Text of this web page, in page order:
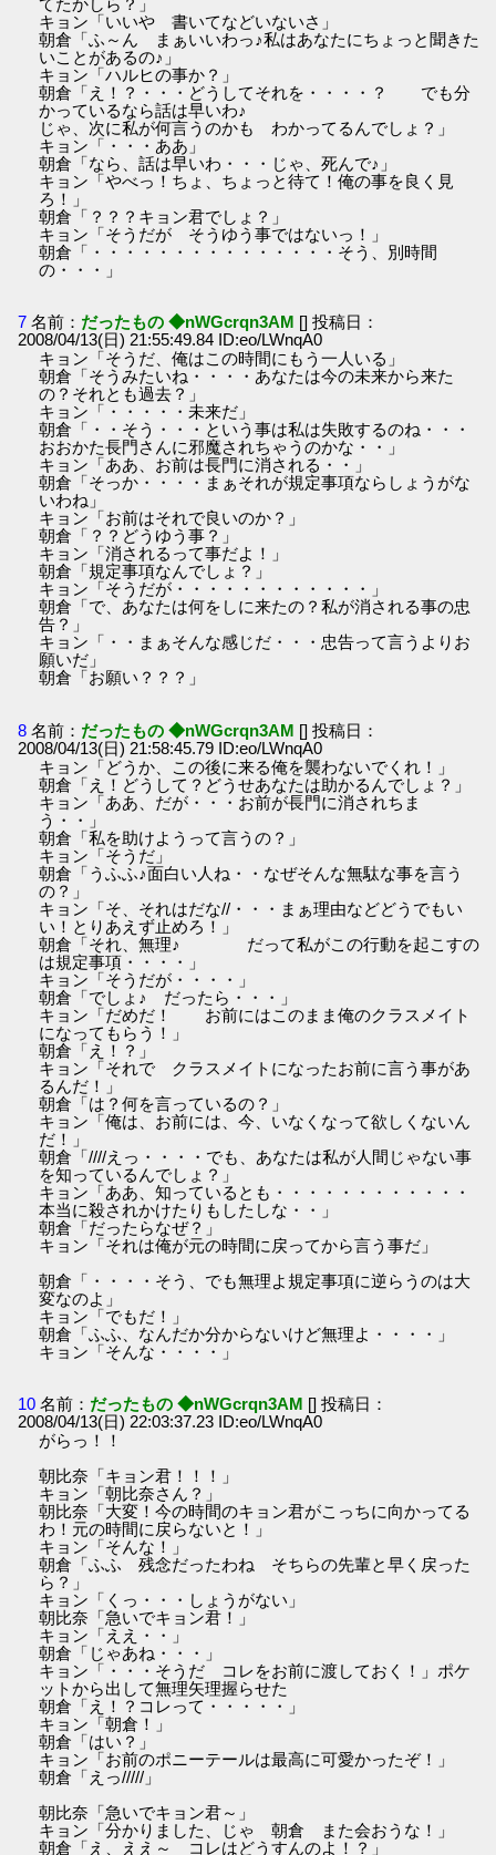
てたかしら？」
キョン「いいや 書いてなどいないさ」
朝倉「ふ～ん まぁいいわっ♪私はあなたにちょっと聞きた
いことがあるの♪」
キョン「ハルヒの事か？」
朝倉「え！？・・・どうしてそれを・・・・？ でも分
かっているなら話は早いわ♪
じゃ、次に私が何言うのかも わかってるんでしょ？」
キョン「・・・ああ」
朝倉「なら、話は早いわ・・・じゃ、死んで♪」
キョン「やべっ！ちょ、ちょっと待て！俺の事を良く見
ろ！」
朝倉「？？？キョン君でしょ？」
キョン「そうだが そうゆう事ではないっ！」
朝倉「・・・・・・・・・・・・・・・そう、別時間
の・・・」
7 名前： だったもの ◆nWGcrqn3AM [] 投稿日：
2008/04/13(日) 21:55:49.84 ID:eo/LWnqA0
キョン「そうだ、俺はこの時間にもう一人いる」
朝倉「そうみたいね・・・・あなたは今の未来から来た
の？それとも過去？」
キョン「・・・・・未来だ」
朝倉「・・そう・・・という事は私は失敗するのね・・・
おおかた長門さんに邪魔されちゃうのかな・・」
キョン「ああ、お前は長門に消される・・」
朝倉「そっか・・・・まぁそれが規定事項ならしょうがな
いわね」
キョン「お前はそれで良いのか？」
朝倉「？？どうゆう事？」
キョン「消されるって事だよ！」
朝倉「規定事項なんでしょ？」
キョン「そうだが・・・・・・・・・・・・」
朝倉「で、あなたは何をしに来たの？私が消される事の忠
告？」
キョン「・・まぁそんな感じだ・・・忠告って言うよりお
願いだ」
朝倉「お願い？？？」
8 名前： だったもの ◆nWGcrqn3AM [] 投稿日：
2008/04/13(日) 21:58:45.79 ID:eo/LWnqA0
キョン「どうか、この後に来る俺を襲わないでくれ！」
朝倉「え！どうして？どうせあなたは助かるんでしょ？」
キョン「ああ、だが・・・お前が長門に消されちま
う・・」
朝倉「私を助けようって言うの？」
キョン「そうだ」
朝倉「うふふ♪面白い人ね・・なぜそんな無駄な事を言う
の？」
キョン「そ、それはだな//・・・まぁ理由などどうでもい
い！とりあえず止めろ！」
朝倉「それ、無理♪ だって私がこの行動を起こすの
は規定事項・・・・」
キョン「そうだが・・・・」
朝倉「でしょ♪ だったら・・・」
キョン「だめだ！ お前にはこのまま俺のクラスメイト
になってもらう！」
朝倉「え！？」
キョン「それで クラスメイトになったお前に言う事があ
るんだ！」
朝倉「は？何を言っているの？」
キョン「俺は、お前には、今、いなくなって欲しくないん
だ！」
朝倉「////えっ・・・・でも、あなたは私が人間じゃない事
を知っているんでしょ？」
キョン「ああ、知っているとも・・・・・・・・・・・・
本当に殺されかけたりもしたしな・・」
朝倉「だったらなぜ？」
キョン「それは俺が元の時間に戻ってから言う事だ」
朝倉「・・・・そう、でも無理よ規定事項に逆らうのは大
変なのよ」
キョン「でもだ！」
朝倉「ふふ、なんだか分からないけど無理よ・・・・」
キョン「そんな・・・・」
10 名前： だったもの ◆nWGcrqn3AM [] 投稿日：
2008/04/13(日) 22:03:37.23 ID:eo/LWnqA0
がらっ！！
朝比奈「キョン君！！！」
キョン「朝比奈さん？」
朝比奈「大変！今の時間のキョン君がこっちに向かってる
わ！元の時間に戻らないと！」
キョン「そんな！」
朝倉「ふふ 残念だったわね そちらの先輩と早く戻った
ら？」
キョン「くっ・・・しょうがない」
朝比奈「急いでキョン君！」
キョン「ええ・・」
朝倉「じゃあね・・・」
キョン「・・・そうだ コレをお前に渡しておく！」ポケ
ットから出して無理矢理握らせた
朝倉「え！？コレって・・・・・」
キョン「朝倉！」
朝倉「はい？」
キョン「お前のポニーテールは最高に可愛かったぞ！」
朝倉「えっ/////」
朝比奈「急いでキョン君～」
キョン「分かりました、じゃ 朝倉 また会おうな！」
朝倉「え、ええ～ コレはどうすんのよ！？」